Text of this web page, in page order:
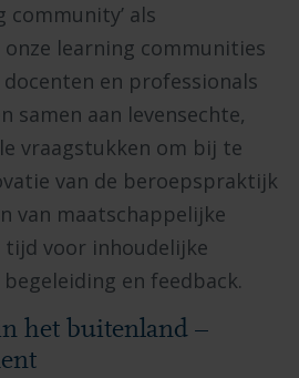
community’ als
learning communities
en professionals
samen aan levensechte,
vraagstukken om bij te
van de beroepspraktijk
van maatschappelijke
tijd voor inhoudelijke
en feedback.
het buitenland –